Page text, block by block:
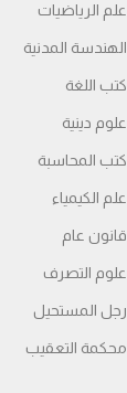
علم الرياضيات
الهندسة المدنية
كتب اللغة
علوم دينية
كتب المحاسبة
علم الكيمياء
قانون عام
علوم التصرف
رجل المستحيل
محكمة التعقیب